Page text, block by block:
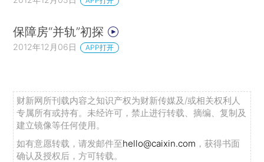
保障房“并轨”初探
2012年12月06日 APP打开
财新网所刊载内容之知识产权为财新传媒及/或相关权利人
专属所有或持有。未经许可，禁止进行转载、摘编、复制及
建立镜像等任何使用。
如有意愿转载，请发邮件至hello@caixin.com ，获得书面
确认及授权后，方可转载。